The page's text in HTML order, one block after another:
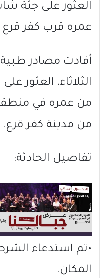
العثور على جثة
عمره قرب كفر قرع
أفادت مصادر طبية
الثلاثاء، العثور
من عمره في
من مدينة كفر قرع.
تفاصيل الحادثة:
•تم استدعاء
المكان.